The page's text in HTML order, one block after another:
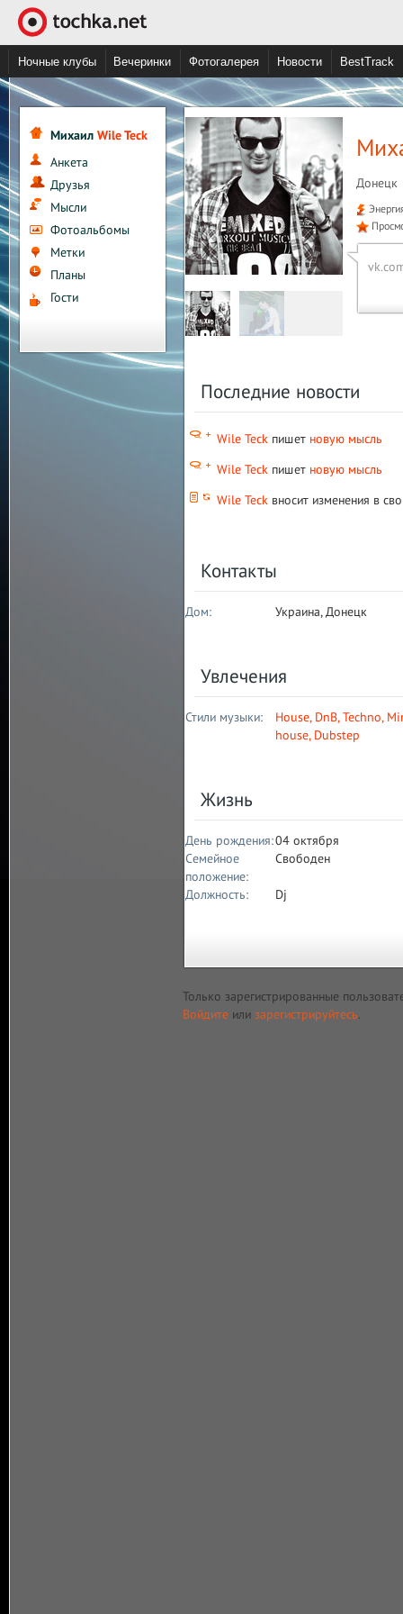
Ночные клубы Вечеринки Фотогалерея Новости BestTrack
Михаил Wile Teck
Анкета
Друзья
Мысли
Фотоальбомы
Метки
Планы
Гости
Донецк
Последние новости
Wile Teck пишет новую мысль
Wile Teck пишет новую мысль
Wile Teck вносит изменения в
Контакты
Дом: Украина, Донецк
Увлечения
Стили музыки: House, DnB,Techno,
house, Dubstep
Жизнь
День рождения:04 октября
Семейное
положение:
Свободен
Должность: Dj
Только зарегистрированные
Войдите или зарегистрируйтесь.